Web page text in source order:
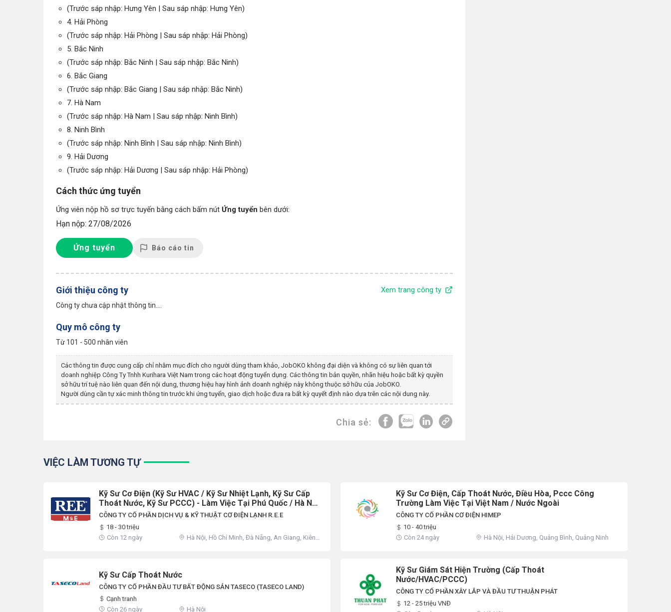
(Trước sáp nhập: Hưng Yên | Sau sáp nhập: Hưng Yên)
4. Hải Phòng
(Trước sáp nhập: Hải Phòng | Sau sáp nhập: Hải Phòng)
5. Bắc Ninh
(Trước sáp nhập: Bắc Ninh | Sau sáp nhập: Bắc Ninh)
6. Bắc Giang
(Trước sáp nhập: Bắc Giang | Sau sáp nhập: Bắc Ninh)
7. Hà Nam
(Trước sáp nhập: Hà Nam | Sau sáp nhập: Ninh Bình)
8. Ninh Bình
(Trước sáp nhập: Ninh Bình | Sau sáp nhập: Ninh Bình)
9. Hải Dương
(Trước sáp nhập: Hải Dương | Sau sáp nhập: Hải Phòng)
Cách thức ứng tuyển
Ứng viên nộp hồ sơ trực tuyến bằng cách bấm nút Ứng tuyển bên dưới:
Hạn nộp: 27/08/2026
Ứng tuyển Báo cáo tin
Giới thiệu công ty Xem trang công ty
Công ty chưa cập nhật thông tin....
Quy mô công ty
Từ 101 - 500 nhân viên
Các thông tin được cung cấp chỉ nhằm mục đích cho người dùng tham khảo, JobOKO không đại diện và không có sự liên quan tới
doanh nghiệp Công Ty Tnhh Kurihara Việt Nam trong các hoạt động tuyển dụng. Các thông tin bản quyền, nhãn hiệu hoặc bất kỳ quyền
sở hữu trí tuệ nào liên quan đến nội dung, thương hiệu hay hình ảnh doanh nghiệp này không thuộc sở hữu của JobOKO.
Người dùng cần tự xác minh thông tin trước khi ứng tuyển, giao dịch hoặc đưa ra bất kỳ quyết định nào dựa trên các nội dung này.
Chia sẻ:
VIỆC LÀM TƯƠNG TỰ
Kỹ Sư Cơ Điện (Kỹ Sư HVAC / Kỹ Sư Nhiệt Lạnh, Kỹ Sư Cấp
Thoát Nước, Kỹ Sư PCCC) - Làm Việc Tại Phú Quốc / Hà Nội
/ Đà Nẵng
CÔNG TY CỔ PHẦN DỊCH VỤ & KỸ THUẬT CƠ ĐIỆN LẠNH R.E.E
18 - 30 triệu
Còn 12 ngày
Hà Nội, Hồ Chí Minh, Đà Nẵng, An Giang, Kiên
Kỹ Sư Cơ Điện, Cấp Thoát Nước, Điều Hòa, Pccc Công
Trường Làm Việc Tại Việt Nam / Nước Ngoài
CÔNG TY CỔ PHẦN CƠ ĐIỆN HIMEP
10 - 40 triệu
Còn 24 ngày
Hà Nội, Hải Dương, Quảng Bình, Quảng Ninh
Kỹ Sư Cấp Thoát Nước
CÔNG TY CỔ PHẦN ĐẦU TƯ BẤT ĐỘNG SẢN TASECO (TASECO LAND)
Cạnh tranh
Còn 26 ngày
Hà Nội
Kỹ Sư Giám Sát Hiện Trường (Cấp Thoát
Nước/HVAC/PCCC)
CÔNG TY CỔ PHẦN XÂY LẮP VÀ ĐẦU TƯ THUẬN PHÁT
12 - 25 triệu VNĐ